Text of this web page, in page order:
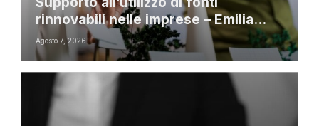
rinnovabili nelle imprese – Emilia
Romagna
Agosto 7, 2026